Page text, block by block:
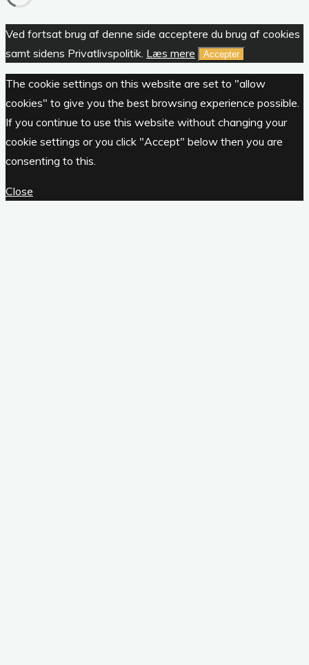
Ved fortsat brug af denne side acceptere du brug af cookies
samt sidens Privatlivspolitik. Læs mere Accepter
The cookie settings on this website are set to "allow
cookies" to give you the best browsing experience possible.
If you continue to use this website without changing your
cookie settings or you click "Accept" below then you are
consenting to this.
Close